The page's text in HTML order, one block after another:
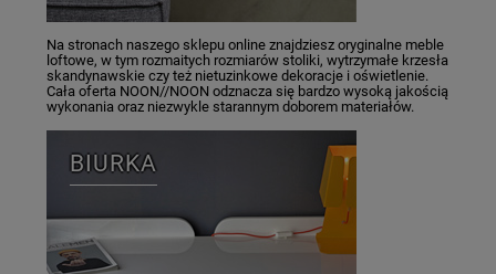
Na stronach naszego sklepu online znajdziesz oryginalne meble
loftowe, w tym rozmaitych rozmiarów stoliki, wytrzymałe krzesła
skandynawskie czy też nietuzinkowe dekoracje i oświetlenie.
Cała oferta NOON//NOON odznacza się bardzo wysoką jakością
wykonania oraz niezwykle starannym doborem materiałów.
BIURKA